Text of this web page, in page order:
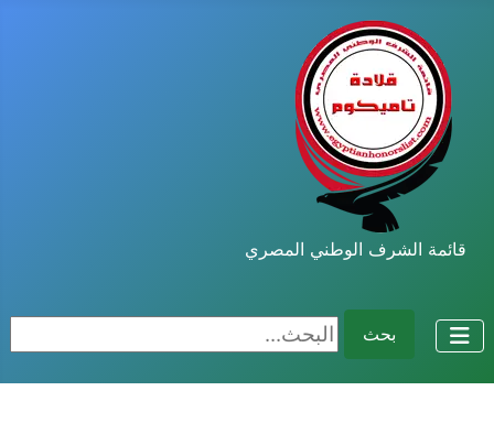
قائمة الشرف الوطني المصري
بحث البحث...